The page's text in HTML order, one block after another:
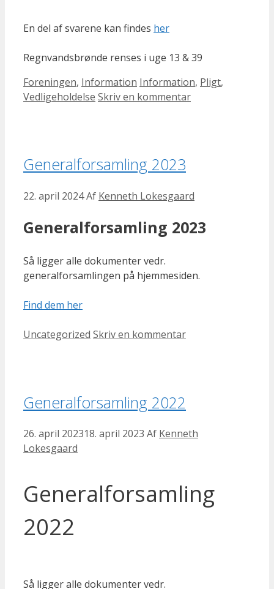
En del af svarene kan findes her
Regnvandsbrønde renses i uge 13 & 39
Kategorier
Foreningen, Information Tags
Information, Pligt,
Vedligeholdelse Skriv en kommentar
Generalforsamling 2023
22. april 2024Af Kenneth Lokesgaard
Generalforsamling 2023
Så ligger alle dokumenter vedr.
generalforsamlingen på hjemmesiden.
Find dem her
Kategorier
Uncategorized Skriv en kommentar
Generalforsamling 2022
26. april 202318. april 2023 Af Kenneth
Lokesgaard
Generalforsamling
2022
Så ligger alle dokumenter vedr.